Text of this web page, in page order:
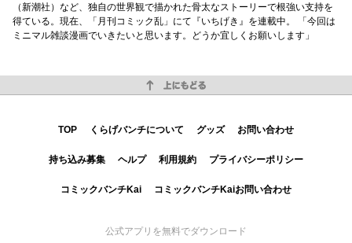
（新潮社）など、独自の世界観で描かれた骨太なストーリーで根強い支持を
得ている。現在、「月刊コミック乱」にて『いちげき』を連載中。 「今回は
ミニマル雑談漫画でいきたいと思います。どうか宜しくお願いします」
TOP くらげバンチについて グッズ お問い合わせ
持ち込み募集 ヘルプ 利用規約 プライバシーポリシー
コミックバンチKai コミックバンチKaiお問い合わせ
公式アプリを無料でダウンロード